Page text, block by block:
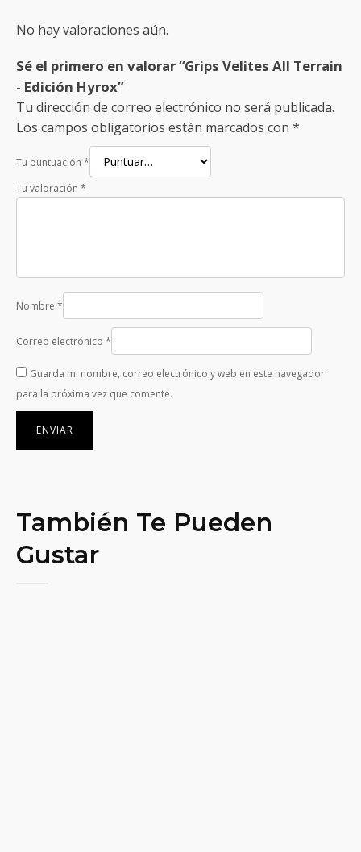
No hay valoraciones aún.
Sé el primero en valorar “Grips Velites All Terrain
- Edición Hyrox”
Tu dirección de correo electrónico no será publicada.
Los campos obligatorios están marcados con *
Tu puntuación *
Tu valoración *
Nombre *
Correo electrónico *
Guarda mi nombre, correo electrónico y web en este navegador
para la próxima vez que comente.
También Te Pueden
Gustar